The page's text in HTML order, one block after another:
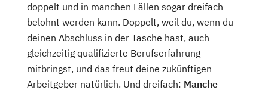
doppelt und in manchen Fällen sogar dreifach
belohnt werden kann. Doppelt, weil du, wenn du
deinen Abschluss in der Tasche hast, auch
gleichzeitig qualifizierte Berufserfahrung
mitbringst, und das freut deine zukünftigen
Arbeitgeber natürlich. Und dreifach: Manche